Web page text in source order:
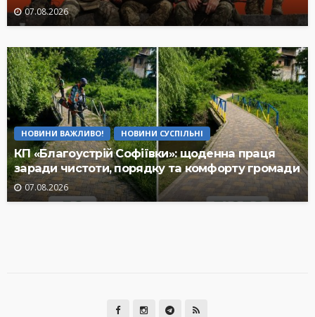
07.08.2026
НОВИНИ ВАЖЛИВО! НОВИНИ СУСПІЛЬНІ
КП «Благоустрій Софіївки»: щоденна праця
заради чистоти, порядку та комфорту громади
07.08.2026